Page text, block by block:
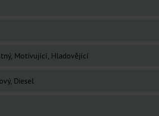
Motivující, Hladovějící
Diesel